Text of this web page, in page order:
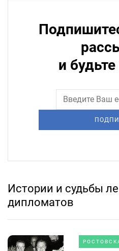
и
Истории и судьбы
дипломатов